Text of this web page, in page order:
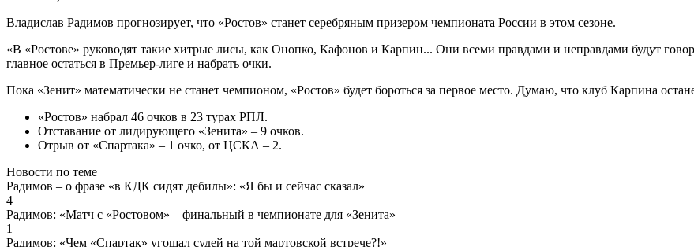
Владислав Радимов прогнозирует, что «Ростов» станет серебряным призером чемпионата России в этом сезоне.
«В «Ростове» руководят такие хитрые лисы, как Онопко, Кафонов и Карпин... Они всеми правдами и неправдами будут
главное остаться в Премьер‑лиге и набрать очки.
Пока «Зенит» математически не станет чемпионом, «Ростов» будет бороться за первое место. Думаю, что клуб Карпина
«Ростов» набрал 46 очков в 23 турах РПЛ.
Отставание от лидирующего «Зенита» – 9 очков.
Отрыв от «Спартака» – 1 очко, от ЦСКА – 2.
Новости по теме
Радимов – о фразе «в КДК сидят дебилы»: «Я бы и сейчас сказал»
4
Радимов: «Матч с «Ростовом» – финальный в чемпионате для «Зенита»
1
Радимов: «Чем «Спартак» угощал судей на той мартовской встрече?!»